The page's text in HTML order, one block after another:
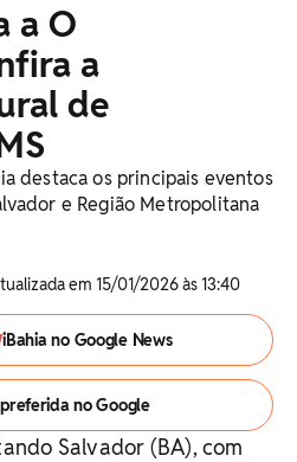
a O
a
de
destaca os principais eventos
e Região Metropolitana
em 15/01/2026 às 13:40
iBahia no Google News
no Google
Salvador (BA), com